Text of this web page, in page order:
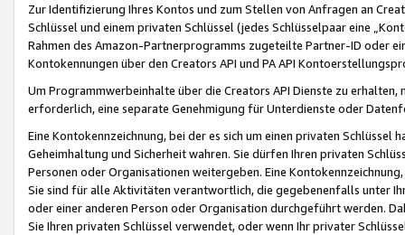
Zur Identifizierung Ihres Kontos und zum Stellen von Anfragen an
Schlüssel und einem privaten Schlüssel (jedes Schlüsselpaar eine
Rahmen des Amazon-Partnerprogramms zugeteilte Partner-ID oder
Kontokennungen über den Creators API und PA API
Um Programmwerbeinhalte über die Creators API Dienste zu
erforderlich, eine separate Genehmigung für Unterdienste oder
Eine Kontokennzeichnung, bei der es sich um einen privaten
Geheimhaltung und Sicherheit wahren. Sie dürfen Ihren privaten
Personen oder Organisationen weitergeben. Eine
Sie sind für alle Aktivitäten verantwortlich, die gegebenenfalls unter
oder einer anderen Person oder Organisation durchgeführt werden.
Sie Ihren privaten Schlüssel verwendet, oder wenn Ihr privater